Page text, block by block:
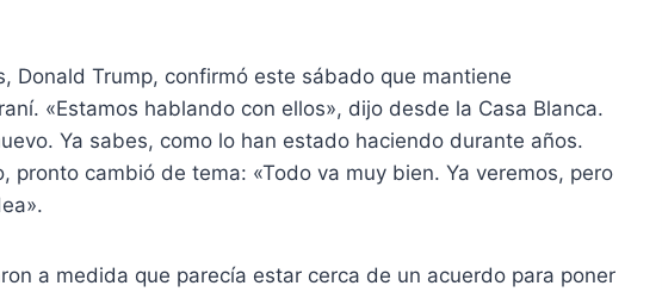
Donald Trump, confirmó este sábado que mantiene
«Estamos hablando con ellos», dijo desde la Casa Blanca.
Ya sabes, como lo han estado haciendo durante años.
pronto cambió de tema: «Todo va muy bien. Ya veremos, pero
a medida que parecía estar cerca de un acuerdo para poner